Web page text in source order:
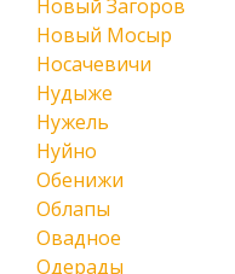
Новый Загоров
Новый Мосыр
Носачевичи
Нудыже
Нужель
Нуйно
Обенижи
Облапы
Овадное
Одерады